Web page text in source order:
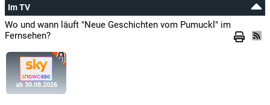
Im TV
Wo und wann läuft "Neue Geschichten vom Pumuckl" im
Fernsehen?
ab 30.08.2026